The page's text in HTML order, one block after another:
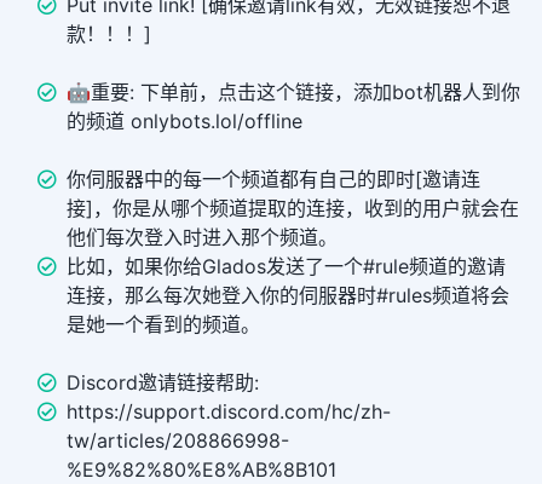
Put invite link! [确保邀请link有效，无效链接恕不退
款！！！]
🤖重要: 下单前，点击这个链接，添加bot机器人到你
的频道 onlybots.lol/offline
你伺服器中的每一个频道都有自己的即时[邀请连
接]，你是从哪个频道提取的连接，收到的用户就会在
他们每次登入时进入那个频道。
比如，如果你给Glados发送了一个#rule频道的邀请
连接，那么每次她登入你的伺服器时#rules频道将会
是她一个看到的频道。
Discord邀请链接帮助:
https://support.discord.com/hc/zh-
tw/articles/208866998-
%E9%82%80%E8%AB%8B101